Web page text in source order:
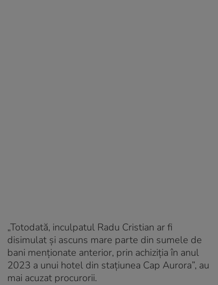
„Totodată, inculpatul Radu Cristian ar fi
disimulat și ascuns mare parte din sumele de
bani menționate anterior, prin achiziția în anul
2023 a unui hotel din stațiunea Cap Aurora”, au
mai acuzat procurorii.